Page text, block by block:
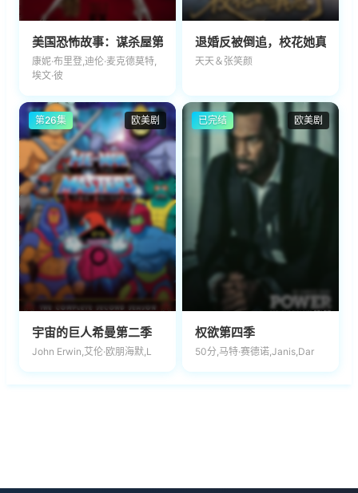
美国恐怖故事：谋杀屋第一季
康妮·布里登,迪伦·麦克德莫特,
埃文·彼
退婚反被倒追，校花她真急了
天天＆张笑颜
欧美剧
第26集
宇宙的巨人希曼第二季
John Erwin,艾伦·欧朋海默,L
欧美剧
已完结
权欲第四季
50分,马特·赛德诺,Janis,Dar